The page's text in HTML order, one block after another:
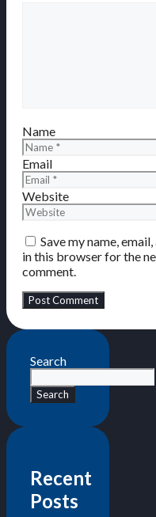
Name
Email
Website
Save my name,
in this browser for the
comment.
Search
Search
Recent
Posts